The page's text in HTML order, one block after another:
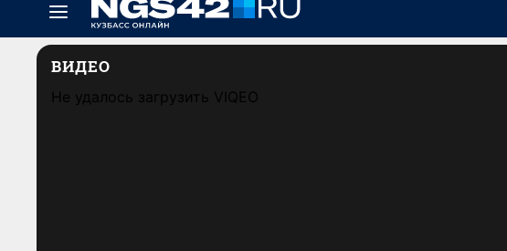
ВИДЕО
Не удалось загрузить VIQEO